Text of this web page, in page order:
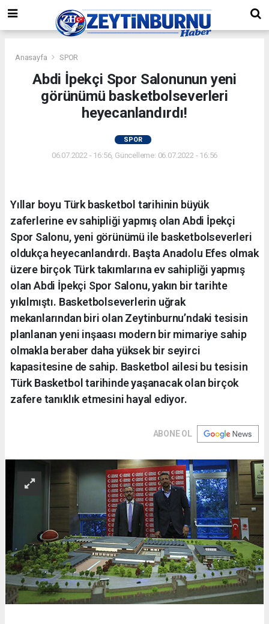
Anasayfa SPOR
Abdi İpekçi Spor Salonunun yeni
görünümü basketbolseverleri
heyecanlandırdı!
SPOR
06.07.2022 - 16:56, Güncelleme: 06.07.2022 - 16:56
Yıllar boyu Türk basketbol tarihinin büyük
zaferlerine ev sahipliği yapmış olan Abdi İpekçi
Spor Salonu, yeni görünümü ile basketbolseverleri
oldukça heyecanlandırdı. Başta Anadolu Efes olmak
üzere birçok Türk takımlarına ev sahipliği yapmış
olan Abdi İpekçi Spor Salonu, yakın bir tarihte
yıkılmıştı. Basketbolseverlerin uğrak
mekanlarından biri olan Zeytinburnu’ndaki tesisin
planlanan yeni inşaası modern bir mimariye sahip
olmakla beraber daha yüksek bir seyirci
kapasitesine de sahip. Basketbol ailesi bu tesisin
Türk Basketbol tarihinde yaşanacak olan birçok
zafere tanıklık etmesini hayal ediyor.
ABONE OL